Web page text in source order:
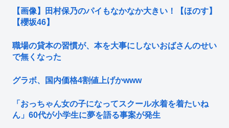
【画像】田村保乃のパイもなかなか大きい！【ほのす】
【櫻坂46】
職場の貸本の習慣が、本を大事にしないおばさんのせい
で無くなった
グラボ、国内価格4割値上げかwww
「おっちゃん女の子になってスクール水着を着たいね
ん」60代が小学生に夢を語る事案が発生